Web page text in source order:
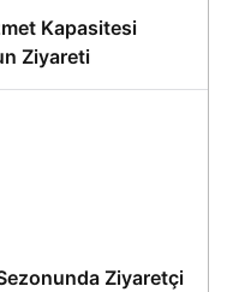
Kapasitesi
Ziyareti
Ziyaretçi